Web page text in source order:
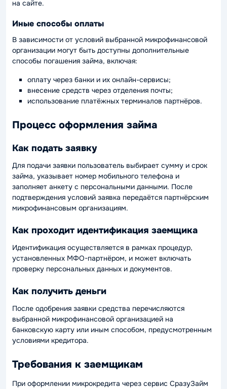
на сайте.
Иные способы оплаты
В зависимости от условий выбранной микрофинансовой
организации могут быть доступны дополнительные
способы погашения займа, включая:
оплату через банки и их онлайн-сервисы;
внесение средств через отделения почты;
использование платёжных терминалов партнёров.
Процесс оформления займа
Как подать заявку
Для подачи заявки пользователь выбирает сумму и срок
займа, указывает номер мобильного телефона и
заполняет анкету с персональными данными. После
подтверждения условий заявка передаётся партнёрским
микрофинансовым организациям.
Как проходит идентификация заемщика
Идентификация осуществляется в рамках процедур,
установленных МФО-партнёром, и может включать
проверку персональных данных и документов.
Как получить деньги
После одобрения заявки средства перечисляются
выбранной микрофинансовой организацией на
банковскую карту или иным способом, предусмотренным
условиями кредитора.
Требования к заемщикам
При оформлении микрокредита через сервис СразуЗайм